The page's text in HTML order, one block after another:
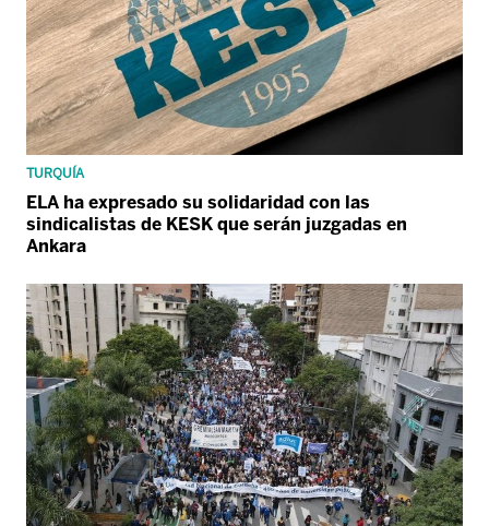
TURQUÍA
ELA ha expresado su solidaridad con las
sindicalistas de KESK que serán juzgadas en
Ankara